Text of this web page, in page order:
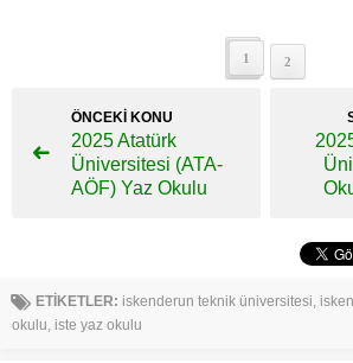
1 2
ÖNCEKİ KONU
2025 Atatürk
Üniversitesi (ATA-
AÖF) Yaz Okulu
ETİKETLER: iskenderun teknik üniversitesi,
okulu, iste yaz okulu